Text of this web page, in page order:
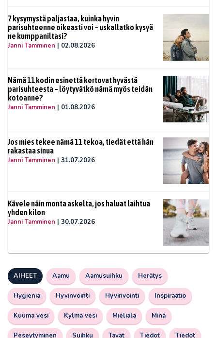
7 kysymystä paljastaa, kuinka hyvin
parisuhteenne oikeasti voi – uskallatko kysyä
ne kumppaniltasi?
Janni Tamminen | 02.08.2026
Nämä 11 kodin esinettä kertovat hyvästä
parisuhteesta – löytyvätkö nämä myös teidän
kotoanne?
Janni Tamminen | 01.08.2026
Jos mies tekee nämä 11 tekoa, tiedät että hän
rakastaa sinua
Janni Tamminen | 31.07.2026
Kävele näin monta askelta, jos haluat laihtua
yhden kilon
Janni Tamminen | 30.07.2026
AIHEET Aamu Aamusuihku Herätys
Hygienia Hyvinvointi Hyvinvointi Inspiraatio
Kuuma vesi Kylmä vesi Mieliala Minä
Peseytyminen Suihku Tavat Tiedot Tiedot